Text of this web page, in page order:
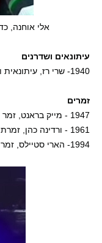
אלי אוחנה,
עיתונאים ושדרנים
1940- שרי רז, עיתונאית ואשת חדשות בטלויזיה הישראלית
זמרים
1947 - מייק בראנט, זמר ישראלי (התאבד 1975)
1961 - ורדינה כהן, זמרת ישראלית
1994- הארי סטיילס, זמר אנגלי, חבר להקת ואן דיירקשן